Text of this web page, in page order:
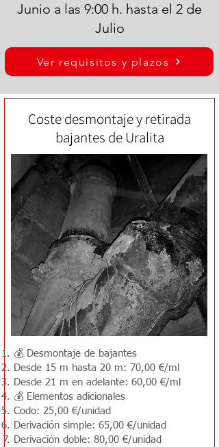
Junio a las 9:00 h. hasta el 2 de
Julio
Ver requisitos y plazos
Coste desmontaje y retirada
bajantes de Uralita
💰 Desmontaje de bajantes
Desde 15 m hasta 20 m: 70,00 €/ml
Desde 21 m en adelante: 60,00 €/ml
💰 Elementos adicionales
Codo: 25,00 €/unidad
Derivación simple: 65,00 €/unidad
Derivación doble: 80,00 €/unidad